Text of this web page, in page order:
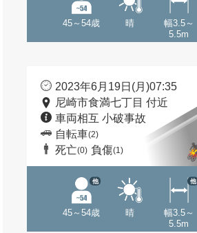
45～54歳 晴
幅3.5～
5.5m
2023年6月19日(月)07:35
尼崎市食満七丁目 付近
車両相互 小破事故
自転車(2)
死亡(0) 負傷(1)
45～54歳
他
晴
幅3.5～
5.5m
他